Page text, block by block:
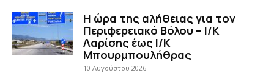
H ώρα της αλήθειας για τον
Περιφερειακό Βόλου – Ι/Κ
Λαρίσης έως Ι/Κ
Μπουρμπουλήθρας
10 Αυγούστου 2026